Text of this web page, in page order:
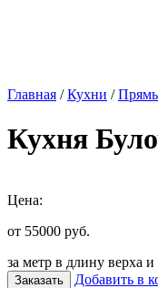
Главная /Кухни /
Кухня
Цена:
от 55000 руб.
за метр в длину верха и
Заказать Добавить в